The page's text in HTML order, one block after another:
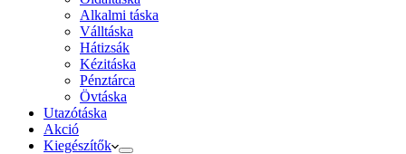
Alkalmi táska
Válltáska
Hátizsák
Kézitáska
Pénztárca
Övtáska
Utazótáska
Akció
Kiegészítők